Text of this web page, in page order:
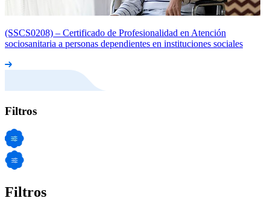
(SSCS0208) – Certificado de Profesionalidad en Atención
sociosanitaria a personas dependientes en instituciones sociales
Filtros
Filtros